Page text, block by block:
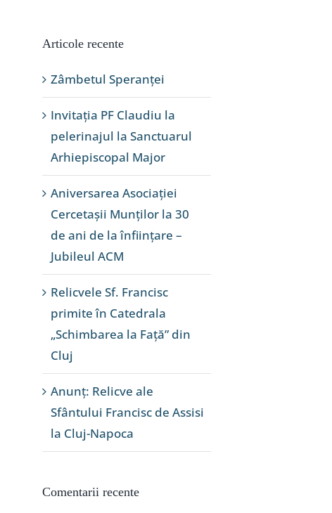
Articole recente
Zâmbetul Speranței
Invitația PF Claudiu la
pelerinajul la Sanctuarul
Arhiepiscopal Major
Aniversarea Asociației
Cercetașii Munților la 30
de ani de la înființare –
Jubileul ACM
Relicvele Sf. Francisc
primite în Catedrala
„Schimbarea la Față” din
Cluj
Anunț: Relicve ale
Sfântului Francisc de Assisi
la Cluj-Napoca
Comentarii recente